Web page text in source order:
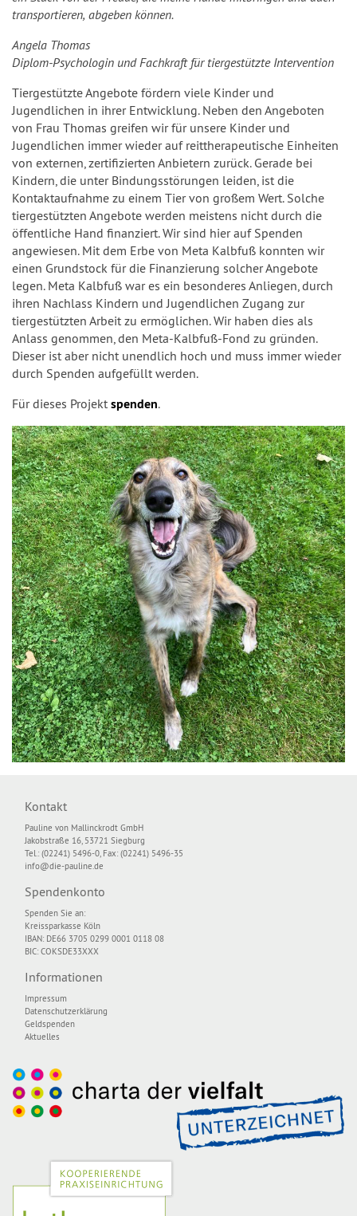
transportieren, abgeben können.
Angela Thomas
Diplom-Psychologin und Fachkraft für tiergestützte Intervention
Tiergestützte Angebote fördern viele Kinder und
Jugendlichen in ihrer Entwicklung. Neben den Angeboten
von Frau Thomas greifen wir für unsere Kinder und
Jugendlichen immer wieder auf reittherapeutische Einheiten
von externen, zertifizierten Anbietern zurück. Gerade bei
Kindern, die unter Bindungsstörungen leiden, ist die
Kontaktaufnahme zu einem Tier von großem Wert. Solche
tiergestützten Angebote werden meistens nicht durch die
öffentliche Hand finanziert. Wir sind hier auf Spenden
angewiesen. Mit dem Erbe von Meta Kalbfuß konnten wir
einen Grundstock für die Finanzierung solcher Angebote
legen. Meta Kalbfuß war es ein besonderes Anliegen, durch
ihren Nachlass Kindern und Jugendlichen Zugang zur
tiergestützten Arbeit zu ermöglichen. Wir haben dies als
Anlass genommen, den Meta-Kalbfuß-Fond zu gründen.
Dieser ist aber nicht unendlich hoch und muss immer wieder
durch Spenden aufgefüllt werden.
Für dieses Projekt spenden.
Kontakt
Pauline von Mallinckrodt GmbH
Jakobstraße 16, 53721 Siegburg
Tel.: (02241) 5496-0, Fax: (02241) 5496-35
info@die-pauline.de
Spendenkonto
Spenden Sie an:
Kreissparkasse Köln
IBAN: DE66 3705 0299 0001 0118 08
BIC: COKSDE33XXX
Informationen
Impressum
Datenschutzerklärung
Geldspenden
Aktuelles